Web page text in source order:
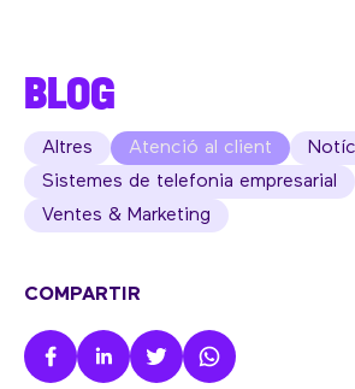
BLOG
Altres Atenció al client
Sistemes de telefonia empresarial
Ventes & Marketing
COMPARTIR